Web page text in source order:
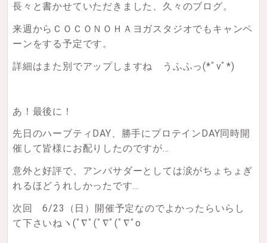
長々と書かせていただきました、久々のブログ。
来週からＣＯＣＯＮＯＨＡヨガスタジオでもキャンペ
ーンをする予定です。
詳細はまた別でアップしますね うふふっ(*ﾟvﾟ*)
あ！最後に！
先日のハーブティDAY、勝手にプロテインDAY同時開
催して皆様にお配りしたのですが…
意外と好評で、アンバサダーとしては涙がちょちょぎ
れるほどうれしかったです…
次回 6/23（日）開催予定なのでよかったらいらし
て下さいねヽ(ﾟ∇ﾟ(ﾟ∇ﾟ(ﾟ∇ﾟo